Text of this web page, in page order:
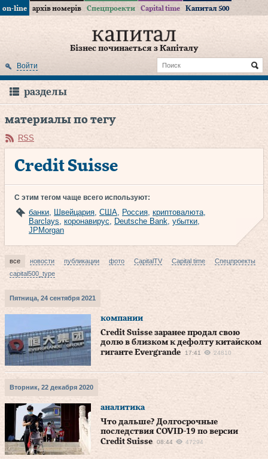
on-line архів номерів Спецпроекти Capital time Капитал 500
Бізнес починається з Капіталу
Войти
разделы
материалы по тегу
RSS
Credit Suisse
С этим тегом чаще всего используют:
банки, Швейцария, США, Россия, криптовалюта,
Barclays, коронавирус, Deutsche Bank, убытки,
JPMorgan
все новости публикации фото CapitalTV Capital time
Спецпроекты
capital500_type
Пятница, 24 сентября 2021
компании
Credit Suisse заранее продал свою
долю в близком к дефолту китайском
гиганте Evergrande
17:41 24810
Вторник, 22 декабря 2020
аналитика
Что дальше? Долгосрочные
последствия COVID-19 по версии
Credit Suisse
08:44 47294